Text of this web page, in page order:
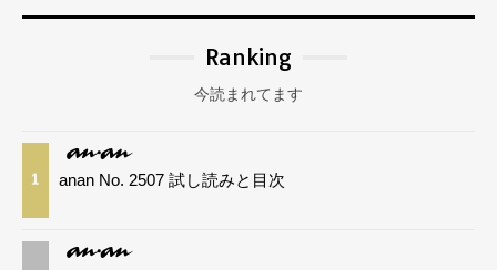
Ranking
今読まれてます
1 anan No. 2507 試し読みと目次